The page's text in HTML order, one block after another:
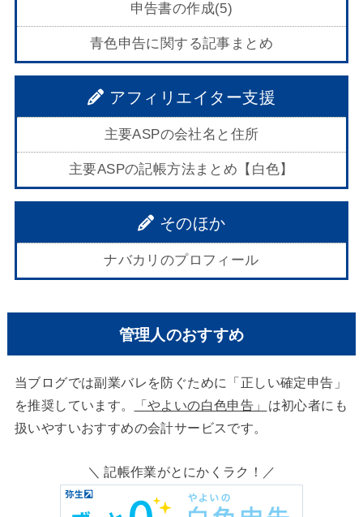
申告書の作成(5)
青色申告に関する記事まとめ
アフィリエイター支援
主要ASPの会社名と住所
主要ASPの記帳方法まとめ【白色】
そのほか
ナバカリのプロフィール
管理人のおすすめ
当ブログでは副業バレを防ぐために「正しい確定申告」
を推奨しています。
「やよいの白色申告」
は初心者にも
扱いやすいおすすめの会計サービスです。
＼ 記帳作業がとにかくラク！／